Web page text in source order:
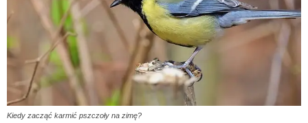
Kiedy zacząć karmić pszczoły na zimę?